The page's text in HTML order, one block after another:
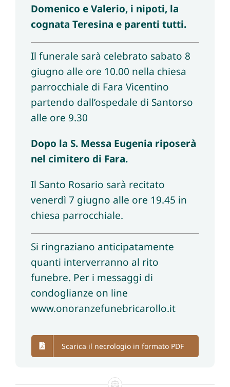
Domenico e Valerio, i nipoti, la
cognata Teresina e parenti tutti.
Il funerale sarà celebrato sabato 8
giugno alle ore 10.00 nella chiesa
parrocchiale di Fara Vicentino
partendo dall’ospedale di Santorso
alle ore 9.30
Dopo la S. Messa Eugenia riposerà
nel cimitero di Fara.
Il Santo Rosario sarà recitato
venerdì 7 giugno alle ore 19.45 in
chiesa parrocchiale.
Si ringraziano anticipatamente
quanti interverranno al rito
funebre. Per i messaggi di
condoglianze on line
www.onoranzefunebricarollo.it
Scarica il necrologio in formato PDF